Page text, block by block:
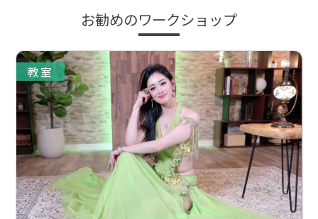
お勧めのワークショップ
教室